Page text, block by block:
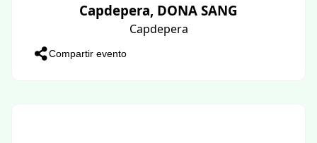
Capdepera, DONA SANG
Capdepera
Compartir evento